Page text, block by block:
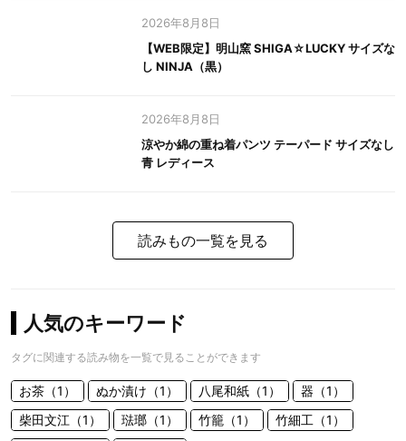
2026年8月8日
【WEB限定】明山窯 SHIGA☆LUCKY サイズな
し NINJA（黒）
2026年8月8日
涼やか綿の重ね着パンツ テーパード サイズなし
青 レディース
読みもの一覧を見る
人気のキーワード
タグに関連する読み物を一覧で見ることができます
お茶（1） ぬか漬け（1） 八尾和紙（1）
器（1）
柴田文江（1）
琺瑯（1） 竹籠（1） 竹細工（1）